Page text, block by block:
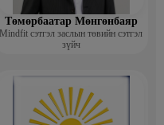
Төмөрбаатар Мөнгөнбаяр
Mindfit сэтгэл заслын төвийн сэтгэл
зүйч